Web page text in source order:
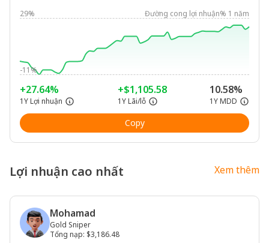
29%
Đường cong lợi nhuận% 1 năm
-11%
+27.64%
1Y Lợi nhuận
+$1,105.58
1Y Lãi/lỗ
10.58%
1Y MDD
Copy
Lợi nhuận cao nhất Xem thêm
Mohamad
Gold Sniper
Tổng nạp: $3,186.48